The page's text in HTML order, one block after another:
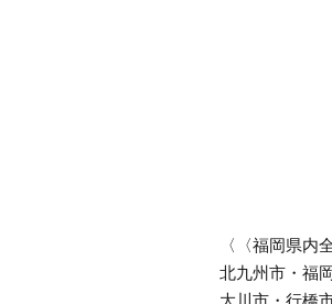
〈〈福岡県内
北九州市・福
大川市・行橋